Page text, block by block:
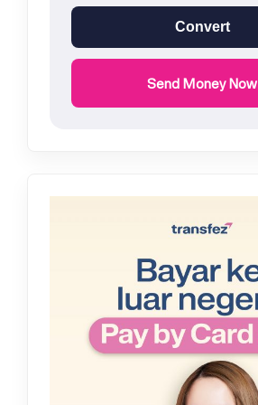
Convert
Send Money Now